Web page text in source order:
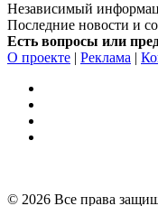
Независимый
Последние новости и
Есть вопросы или
О проекте | Реклама |
© 2026 Все права